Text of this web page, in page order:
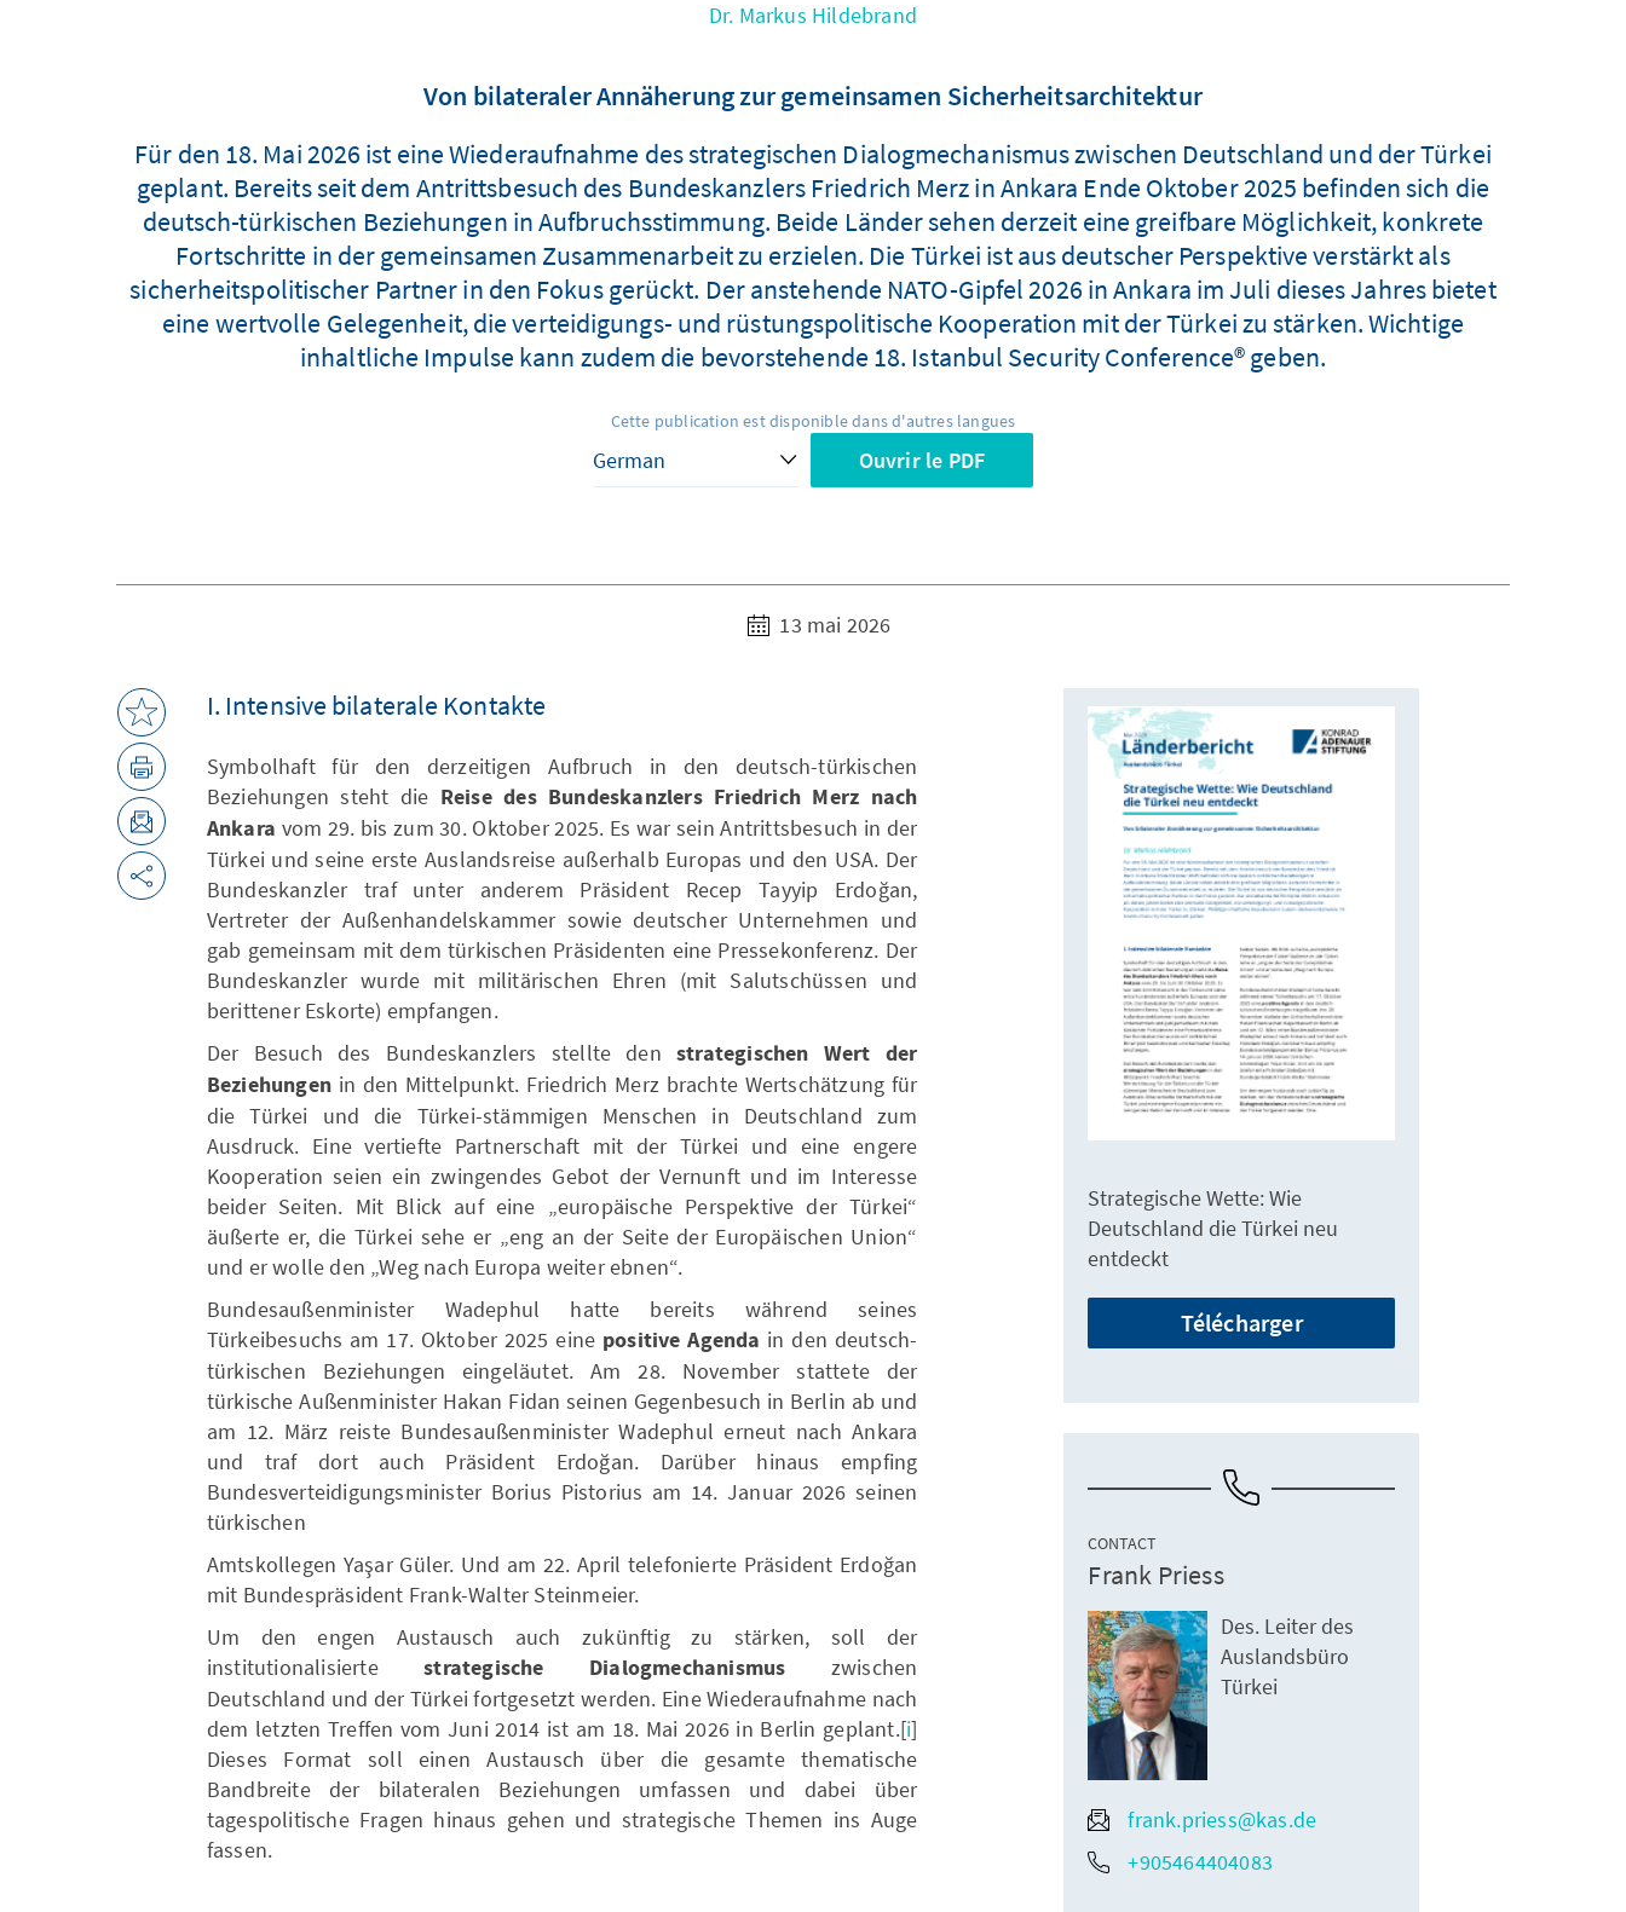
Dr. Markus Hildebrand
Von bilateraler Annäherung zur gemeinsamen Sicherheitsarchitektur
Für den 18. Mai 2026 ist eine Wiederaufnahme des strategischen Dialogmechanismus zwischen Deutschland und der Türkei
geplant. Bereits seit dem Antrittsbesuch des Bundeskanzlers Friedrich Merz in Ankara Ende Oktober 2025 befinden sich die
deutsch-türkischen Beziehungen in Aufbruchsstimmung. Beide Länder sehen derzeit eine greifbare Möglichkeit, konkrete
Fortschritte in der gemeinsamen Zusammenarbeit zu erzielen. Die Türkei ist aus deutscher Perspektive verstärkt als
sicherheitspolitischer Partner in den Fokus gerückt. Der anstehende NATO-Gipfel 2026 in Ankara im Juli dieses Jahres bietet
eine wertvolle Gelegenheit, die verteidigungs- und rüstungspolitische Kooperation mit der Türkei zu stärken. Wichtige
inhaltliche Impulse kann zudem die bevorstehende 18. Istanbul Security Conference® geben.
Cette publication est disponible dans d'autres langues
Ouvrir le PDF
13 mai 2026
I. Intensive bilaterale Kontakte
Symbolhaft für den derzeitigen Aufbruch in den deutsch-türkischen
Beziehungen steht die Reise des Bundeskanzlers Friedrich Merz nach
Ankara vom 29. bis zum 30. Oktober 2025. Es war sein Antrittsbesuch in der
Türkei und seine erste Auslandsreise außerhalb Europas und den USA. Der
Bundeskanzler traf unter anderem Präsident Recep Tayyip Erdoğan,
Vertreter der Außenhandelskammer sowie deutscher Unternehmen und
gab gemeinsam mit dem türkischen Präsidenten eine Pressekonferenz. Der
Bundeskanzler wurde mit militärischen Ehren (mit Salutschüssen und
berittener Eskorte) empfangen.
Der Besuch des Bundeskanzlers stellte denstrategischen Wert der
Beziehungen in den Mittelpunkt. Friedrich Merz brachte Wertschätzung für
die Türkei und die Türkei-stämmigen Menschen in Deutschland zum
Ausdruck. Eine vertiefte Partnerschaft mit der Türkei und eine engere
Kooperation seien ein zwingendes Gebot der Vernunft und im Interesse
beider Seiten. Mit Blick auf eine „europäische Perspektive der Türkei“
äußerte er, die Türkei sehe er „eng an der Seite der Europäischen Union“
und er wolle den „Weg nach Europa weiter ebnen“.
Bundesaußenminister Wadephul hatte bereits während seines
Türkeibesuchs am 17. Oktober 2025 eine positive Agenda in den deutsch-
türkischen Beziehungen eingeläutet. Am 28. November stattete der
türkische Außenminister Hakan Fidan seinen Gegenbesuch in Berlin ab und
am 12. März reiste Bundesaußenminister Wadephul erneut nach Ankara
und traf dort auch Präsident Erdoğan. Darüber hinaus empfing
Bundesverteidigungsminister Borius Pistorius am 14. Januar 2026 seinen
türkischen
Amtskollegen Yaşar Güler. Und am 22. April telefonierte Präsident Erdoğan
mit Bundespräsident Frank-Walter Steinmeier.
Um den engen Austausch auch zukünftig zu stärken, soll der
institutionalisiertestrategische Dialogmechanismus zwischen
Deutschland und der Türkei fortgesetzt werden. Eine Wiederaufnahme nach
dem letzten Treffen vom Juni 2014 ist am 18. Mai 2026 in Berlin geplant.[i]
Dieses Format soll einen Austausch über die gesamte thematische
Bandbreite der bilateralen Beziehungen umfassen und dabei über
tagespolitische Fragen hinaus gehen und strategische Themen ins Auge
fassen.
Strategische Wette: Wie
Deutschland die Türkei neu
entdeckt
Télécharger
CONTACT
Frank Priess
Des. Leiter des
Auslandsbüro
Türkei
frank.priess@kas.de
+905464404083